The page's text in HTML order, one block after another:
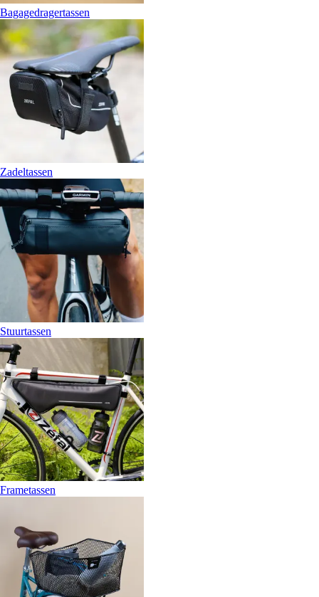
Bagagedragertassen
Zadeltassen
Stuurtassen
Frametassen